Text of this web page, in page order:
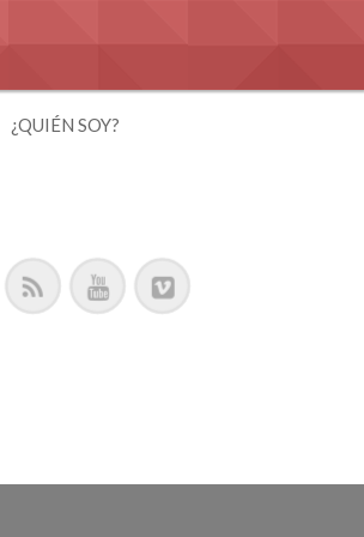
¿QUIÉN SOY?